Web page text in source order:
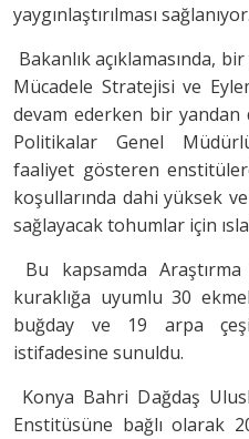
yaygınlaştırılması sağlanıyor.
Bakanlık açıklamasında,
Mücadele Stratejisi ve
devam ederken bir yandan
Politikalar Genel
faaliyet gösteren
koşullarında dahi yüksek
sağlayacak tohumlar için
Bu kapsamda
kuraklığa uyumlu 30
buğday ve 19 arpa
istifadesine sunuldu.
Konya Bahri Dağdaş
Enstitüsüne bağlı olarak